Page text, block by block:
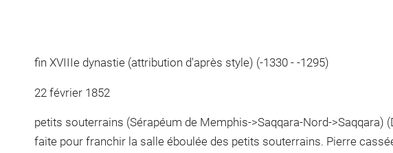
fin XVIIIe dynastie (attribution d'après style) (-1330 - -1295)
22 février 1852
petits souterrains (Sérapéum de Memphis->Saqqara-Nord->Saqqara)
faite pour franchir la salle éboulée des petits souterrains. Pierre